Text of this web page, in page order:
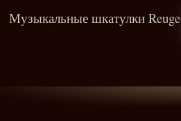
Музыкальные шкатулки Reuge